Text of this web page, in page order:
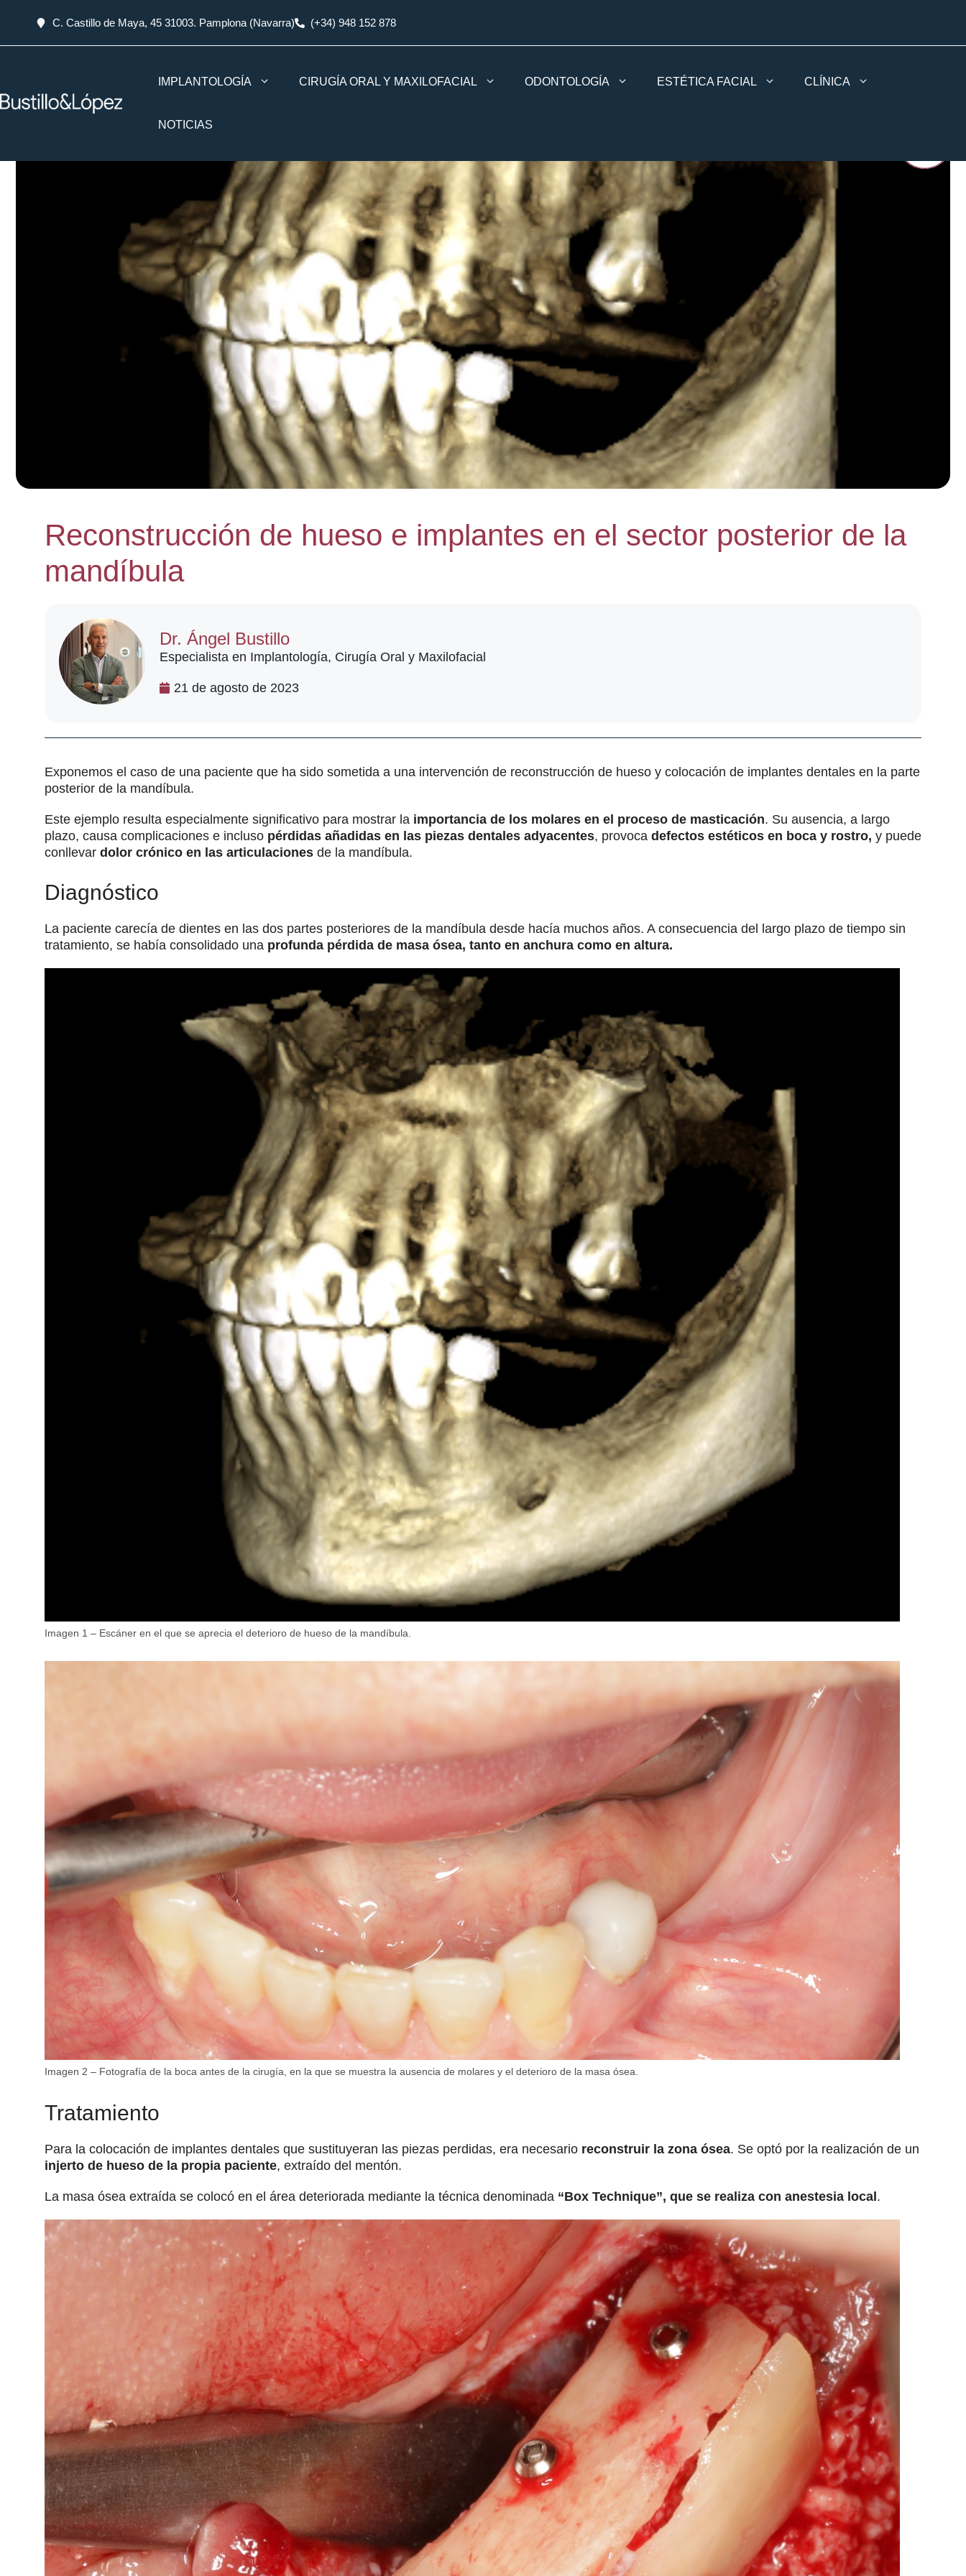
C. Castillo de Maya, 45 31003. Pamplona (Navarra) (+34) 948 152 878
IMPLANTOLOGÍA CIRUGÍA ORAL Y MAXILOFACIAL ODONTOLOGÍA ESTÉTICA FACIAL CLÍNICA
NOTICIAS
Reconstrucción de hueso e implantes en el sector posterior de la
mandíbula
Dr. Ángel Bustillo
Especialista en Implantología, Cirugía Oral y Maxilofacial
21 de agosto de 2023
Exponemos el caso de una paciente que ha sido sometida a una intervención de reconstrucción de hueso y colocación de implantes dentales en la parte
posterior de la mandíbula.
Este ejemplo resulta especialmente significativo para mostrar la importancia de los molares en el proceso de masticación. Su ausencia, a largo
plazo, causa complicaciones e incluso pérdidas añadidas en las piezas dentales adyacentes, provoca defectos estéticos en boca y rostro, y puede
conllevar dolor crónico en las articulaciones de la mandíbula.
Diagnóstico
La paciente carecía de dientes en las dos partes posteriores de la mandíbula desde hacía muchos años. A consecuencia del largo plazo de tiempo sin
tratamiento, se había consolidado una profunda pérdida de masa ósea, tanto en anchura como en altura.
Imagen 1 – Escáner en el que se aprecia el deterioro de hueso de la mandíbula.
Imagen 2 – Fotografía de la boca antes de la cirugía, en la que se muestra la ausencia de molares y el deterioro de la masa ósea.
Tratamiento
Para la colocación de implantes dentales que sustituyeran las piezas perdidas, era necesario reconstruir la zona ósea. Se optó por la realización de un
injerto de hueso de la propia paciente, extraído del mentón.
La masa ósea extraída se colocó en el área deteriorada mediante la técnica denominada “Box Technique”, que se realiza con anestesia local.